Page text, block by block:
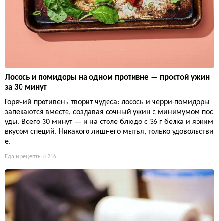
Лосось и помидоры на одном противне — простой ужин
за 30 минут
Горячий противень творит чудеса: лосось и черри-помидоры
запекаются вместе, создавая сочный ужин с минимумом пос
уды. Всего 30 минут — и на столе блюдо с 36 г белка и ярким
вкусом специй. Никакого лишнего мытья, только удовольстви
е.
Еда и рецепты 8 216